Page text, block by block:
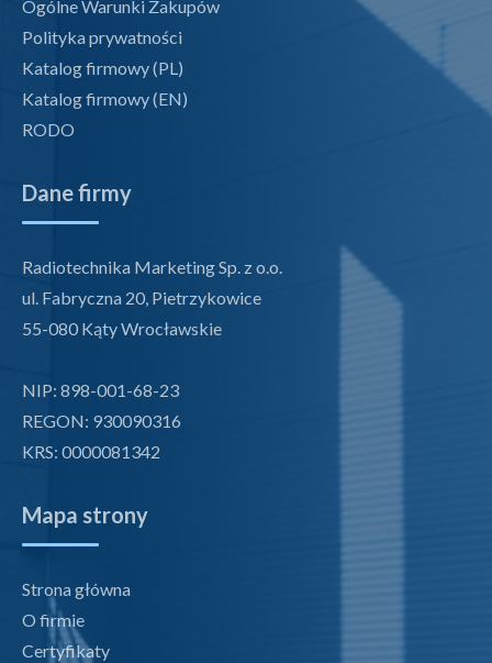
Ogólne Warunki Zakupów
Polityka prywatności
Katalog firmowy (PL)
Katalog firmowy (EN)
RODO
Dane firmy
Radiotechnika Marketing Sp. z o.o.
ul. Fabryczna 20, Pietrzykowice
55-080 Kąty Wrocławskie
NIP: 898-001-68-23
REGON: 930090316
KRS: 0000081342
Mapa strony
Strona główna
O firmie
Certyfikaty